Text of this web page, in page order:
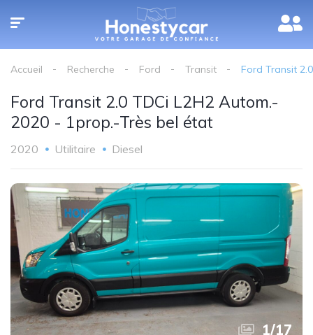
Accueil Recherche Ford Transit Ford Transit
Ford Transit 2.0 TDCi L2H2 Autom.-
2020 - 1prop.-Très bel état
2020 Utilitaire Diesel
1/17